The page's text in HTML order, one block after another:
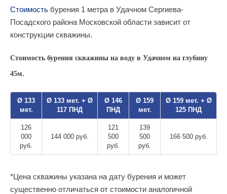
Стоимость бурения 1 метра в Удачном Сергиева-
Посадского района Московской области зависит от
конструкции скважины.
Стоимость бурения скважины на воду в Удачном на глубину
45м.
Ø 133
мет.
Ø 133 мет. + Ø
117 ПНД
Ø 146
ПНД
Ø 159
мет.
Ø 159 мет. + Ø
125 ПНД
126
000
руб.
144 000 руб.
121
500
руб.
139
500
руб.
166 500 руб.
*Цена скважины указана на дату бурения и может
существенно отличаться от стоимости аналогичной